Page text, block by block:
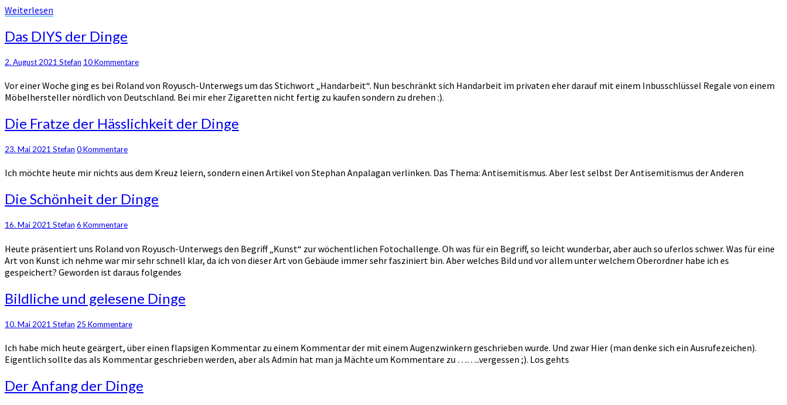
Weiterlesen
Das
DIYS
Dinge
Das DIYS der Dinge
2. August 2021 Stefan Kommentare
10 Kommentare
Vor einer Woche ging es bei Roland von Royusch-Unterwegs um das Stichwort „Handarbeit“. Nun beschränkt sich Handarbeit im privaten eher darauf mit einem Inbusschlüssel Regale von einem
Möbelhersteller nördlich von Deutschland. Bei mir eher Zigaretten nicht fertig zu kaufen sondern zu drehen :).
Die
Fratze
der
Hässlichkeit
der
Dinge
Die Fratze der Hässlichkeit der Dinge
23. Mai 2021 Stefan Kommentare
0 Kommentare
Ich möchte heute mir nichts aus dem Kreuz leiern, sondern einen Artikel von Stephan Anpalagan verlinken. Das Thema: Antisemitismus. Aber lest selbst Der Antisemitismus der Anderen
Die
Schönheit
der
Dinge
Die Schönheit der Dinge
16. Mai 2021 Stefan Kommentare
6 Kommentare
Heute präsentiert uns Roland von Royusch-Unterwegs den Begriff „Kunst“ zur wöchentlichen Fotochallenge. Oh was für ein Begriff, so leicht wunderbar, aber auch so uferlos schwer. Was für eine
Art von Kunst ich nehme war mir sehr schnell klar, da ich von dieser Art von Gebäude immer sehr fasziniert bin. Aber welches Bild und vor allem unter welchem Oberordner habe ich es
gespeichert? Geworden ist daraus folgendes
Bildliche
und
Dinge
Bildliche und gelesene Dinge
10. Mai 2021 Stefan Kommentare
25 Kommentare
Ich habe mich heute geärgert, über einen flapsigen Kommentar zu einem Kommentar der mit einem Augenzwinkern geschrieben wurde. Und zwar Hier (man denke sich ein Ausrufezeichen).
Eigentlich sollte das als Kommentar geschrieben werden, aber als Admin hat man ja Mächte um Kommentare zu ……..vergessen ;). Los gehts
Der
Anfang
Der Anfang der Dinge